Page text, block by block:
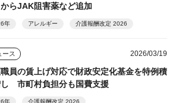
からJAK阻害薬など追加
年 アレルギー 介護報酬改定 2026
ース 2026/03/19
員の賃上げ対応で財政安定化基金を特例積
市町村負担分も国費支援
年 介護報酬改定 2026